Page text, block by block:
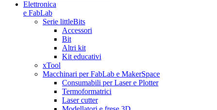
Elettronica
e FabLab
Serie littleBits
Accessori
Bit
Altri kit
Kit educativi
xTool
Macchinari per FabLab e MakerSpace
Consumabili per Laser e Plotter
Termoformatrici
Laser cutter